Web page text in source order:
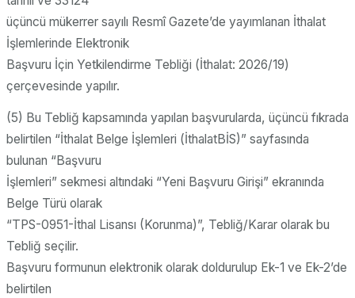
üçüncü mükerrer sayılı Resmî Gazete’de yayımlanan İthalat
İşlemlerinde Elektronik
Başvuru İçin Yetkilendirme Tebliği (İthalat: 2026/19)
çerçevesinde yapılır.
(5) Bu Tebliğ kapsamında yapılan başvurularda, üçüncü fıkrada
belirtilen “İthalat Belge İşlemleri (İthalatBİS)” sayfasında
bulunan “Başvuru
İşlemleri” sekmesi altındaki “Yeni Başvuru Girişi” ekranında
Belge Türü olarak
“TPS-0951-İthal Lisansı (Korunma)”, Tebliğ/Karar olarak bu
Tebliğ seçilir.
Başvuru formunun elektronik olarak doldurulup Ek-1 ve Ek-2’de
belirtilen